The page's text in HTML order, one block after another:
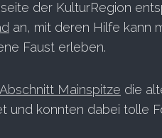
der KulturRegion
an, mit deren Hilfe kann
Faust erleben.
Abschnitt Mainspitze die
und konnten dabei tolle